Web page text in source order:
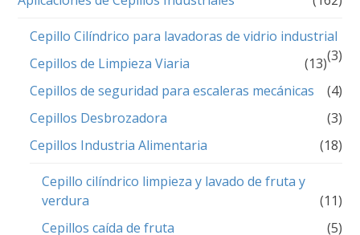
Cepillo Cilíndrico para lavadoras de vidrio industrial
(3)
Cepillos de Limpieza Viaria
(13)
Cepillos de seguridad para escaleras mecánicas
(4)
Cepillos Desbrozadora
(3)
Cepillos Industria Alimentaria
(18)
Cepillo cilíndrico limpieza y lavado de fruta y
verdura
(11)
Cepillos caída de fruta
(5)